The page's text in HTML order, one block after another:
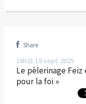
Share
18h21 19 sept. 2025
Le pèlerinage
pour la foi »